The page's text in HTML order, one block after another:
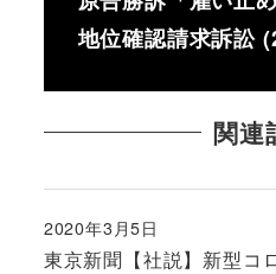
地位確認請求訴訟
関連
東京新聞【社説】新型
投稿日
2020年3月5日